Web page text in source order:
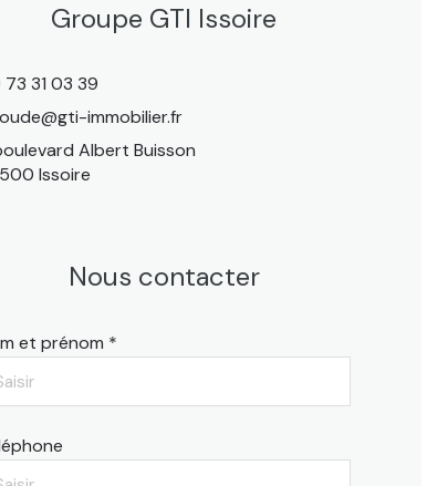
Groupe GTI Issoire
31 03 39
immobilier.fr
Albert Buisson
Issoire
Nous contacter
et prénom *